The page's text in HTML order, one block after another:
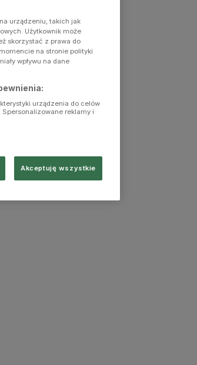
urządzeniu, takich jak
Użytkownik może
skorzystać z prawa do
na stronie polityki
wpływu na dane
urządzenia do celów
reklamy i
Akceptuję wszystkie